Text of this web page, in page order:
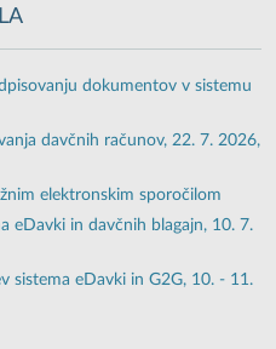
dokumentov v sistemu
davčnih računov, 22. 7. 2026,
elektronskim sporočilom
eDavki in davčnih blagajn, 10. 7.
sistema eDavki in G2G, 10. - 11.